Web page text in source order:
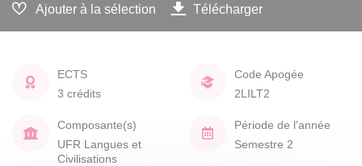
Ajouter à la sélection Télécharger
ECTS
3 crédits
Code Apogée
2LILT2
Composante(s)
UFR Langues et
Civilisations
Période de l'année
Semestre 2